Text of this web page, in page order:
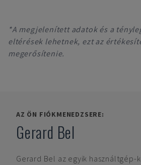
*A megjelenített adatok és a
eltérések lehetnek, ezt az
megerősítenie.
AZ ÖN FIÓKMENEDZSERE:
Gerard Bel
Gerard Bel az egyik használtgép-